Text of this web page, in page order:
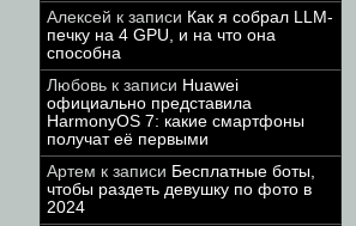
Алексей к записи Как я собрал LLM-
печку на 4 GPU, и на что она
способна
Любовь к записи Huawei
официально представила
HarmonyOS 7: какие смартфоны
получат её первыми
Артем к записи Бесплатные боты,
чтобы раздеть девушку по фото в
2024